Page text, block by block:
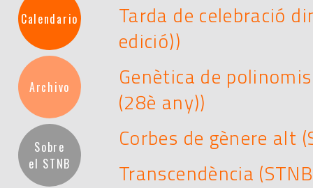
Calendario
Archivo
Sobre
el STNB
Tarda de celebració
edició))
Genètica de
(28è any))
Corbes de gènere alt
Transcendència